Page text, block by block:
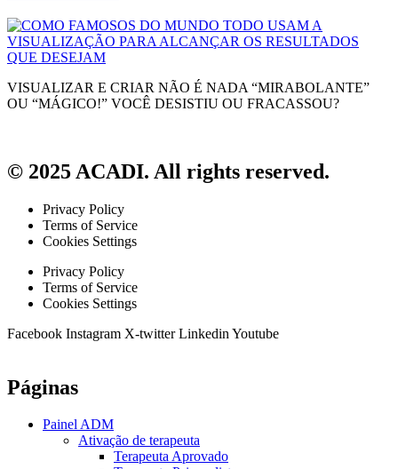
VISUALIZAR E CRIAR NÃO É NADA “MIRABOLANTE”
OU “MÁGICO!” VOCÊ DESISTIU OU FRACASSOU?
© 2025 ACADI. All rights reserved.
Privacy Policy
Terms of Service
Cookies Settings
Privacy Policy
Terms of Service
Cookies Settings
Facebook Instagram X-twitter Linkedin Youtube
Páginas
Painel ADM
Ativação de terapeuta
Terapeuta Aprovado